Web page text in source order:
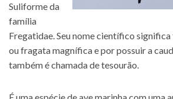
Suliforme da
família
Fregatidae. Seu nome científico
ou fragata magnífica e por possuir a
também é chamada de tesourão.